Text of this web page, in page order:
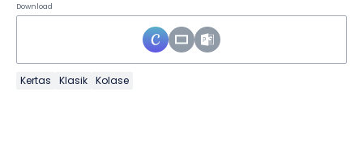
Download
Kertas Klasik Kolase